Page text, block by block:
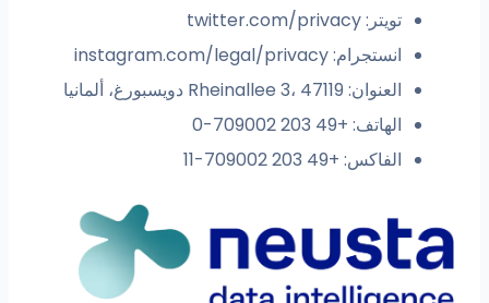
انستجرام: instagram.com/legal/privacy
الهاتف: +49 203 709002-0
الفاكس: +49 203 709002-11